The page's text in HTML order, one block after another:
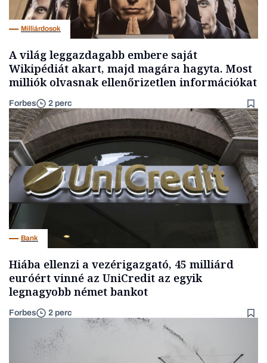
Milliárdosok
A világ leggazdagabb embere saját
Wikipédiát akart, majd magára hagyta. Most
milliók olvasnak ellenőrizetlen információkat
Forbes 2 perc
Bank
Hiába ellenzi a vezérigazgató, 45 milliárd
euróért vinné az UniCredit az egyik
legnagyobb német bankot
Forbes 2 perc